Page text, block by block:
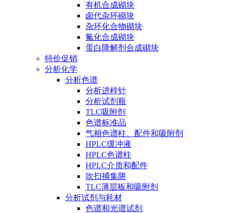
有机合成砌块
卤代杂环砌块
杂环化合物砌块
氟化合成砌块
蛋白降解剂合成砌块
特价促销
分析化学
分析色谱
分析进样针
分析试剂瓶
TLC吸附剂
色谱标准品
气相色谱柱、配件和吸附剂
HPLC缓冲液
HPLC色谱柱
HPLC介质和配件
吹扫捕集阱
TLC薄层板和吸附剂
分析试剂与耗材
色谱和光谱试剂